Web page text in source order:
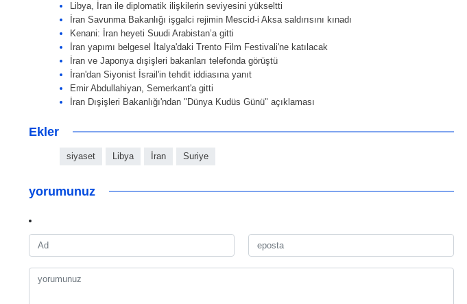
Libya, İran ile diplomatik ilişkilerin seviyesini yükseltti
İran Savunma Bakanlığı işgalci rejimin Mescid-i Aksa saldırısını kınadı
Kenani: İran heyeti Suudi Arabistan’a gitti
İran yapımı belgesel İtalya'daki Trento Film Festivali'ne katılacak
İran ve Japonya dışişleri bakanları telefonda görüştü
İran'dan Siyonist İsrail'in tehdit iddiasına yanıt
Emir Abdullahiyan, Semerkant'a gitti
İran Dışişleri Bakanlığı'ndan "Dünya Kudüs Günü" açıklaması
Ekler
siyaset Libya İran Suriye
yorumunuz